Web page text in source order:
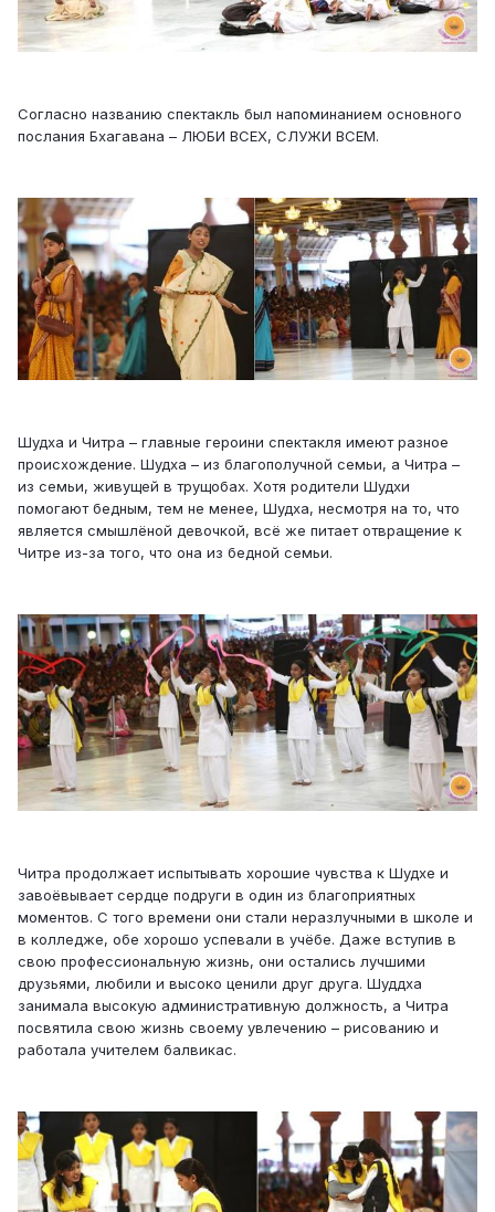
Согласно названию спектакль был напоминанием основного
послания Бхагавана – ЛЮБИ ВСЕХ, СЛУЖИ ВСЕМ.
Шудха и Читра – главные героини спектакля имеют разное
происхождение. Шудха – из благополучной семьи, а Читра –
из семьи, живущей в трущобах. Хотя родители Шудхи
помогают бедным, тем не менее, Шудха, несмотря на то, что
является смышлёной девочкой, всё же питает отвращение к
Читре из-за того, что она из бедной семьи.
Читра продолжает испытывать хорошие чувства к Шудхе и
завоёвывает сердце подруги в один из благоприятных
моментов. С того времени они стали неразлучными в школе и
в колледже, обе хорошо успевали в учёбе. Даже вступив в
свою профессиональную жизнь, они остались лучшими
друзьями, любили и высоко ценили друг друга. Шуддха
занимала высокую административную должность, а Читра
посвятила свою жизнь своему увлечению – рисованию и
работала учителем балвикас.